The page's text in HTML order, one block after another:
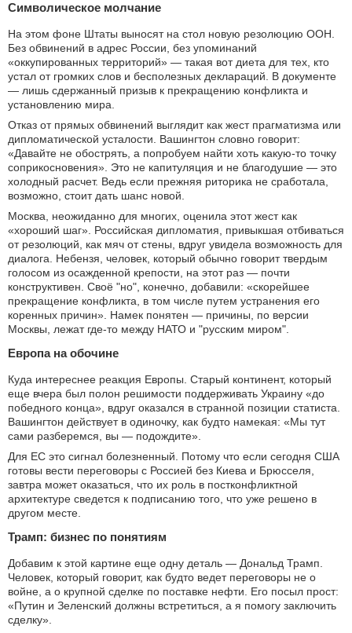
Символическое молчание
На этом фоне Штаты выносят на стол новую резолюцию ООН.
Без обвинений в адрес России, без упоминаний
«оккупированных территорий» — такая вот диета для тех, кто
устал от громких слов и бесполезных деклараций. В документе
— лишь сдержанный призыв к прекращению конфликта и
установлению мира.
Отказ от прямых обвинений выглядит как жест прагматизма или
дипломатической усталости. Вашингтон словно говорит:
«Давайте не обострять, а попробуем найти хоть какую-то точку
соприкосновения». Это не капитуляция и не благодушие — это
холодный расчет. Ведь если прежняя риторика не сработала,
возможно, стоит дать шанс новой.
Москва, неожиданно для многих, оценила этот жест как
«хороший шаг». Российская дипломатия, привыкшая отбиваться
от резолюций, как мяч от стены, вдруг увидела возможность для
диалога. Небензя, человек, который обычно говорит твердым
голосом из осажденной крепости, на этот раз — почти
конструктивен. Своё "но", конечно, добавили: «скорейшее
прекращение конфликта, в том числе путем устранения его
коренных причин». Намек понятен — причины, по версии
Москвы, лежат где-то между НАТО и "русским миром".
Европа на обочине
Куда интереснее реакция Европы. Старый континент, который
еще вчера был полон решимости поддерживать Украину «до
победного конца», вдруг оказался в странной позиции статиста.
Вашингтон действует в одиночку, как будто намекая: «Мы тут
сами разберемся, вы — подождите».
Для ЕС это сигнал болезненный. Потому что если сегодня США
готовы вести переговоры с Россией без Киева и Брюсселя,
завтра может оказаться, что их роль в постконфликтной
архитектуре сведется к подписанию того, что уже решено в
другом месте.
Трамп: бизнес по понятиям
Добавим к этой картине еще одну деталь — Дональд Трамп.
Человек, который говорит, как будто ведет переговоры не о
войне, а о крупной сделке по поставке нефти. Его посыл прост:
«Путин и Зеленский должны встретиться, а я помогу заключить
сделку».